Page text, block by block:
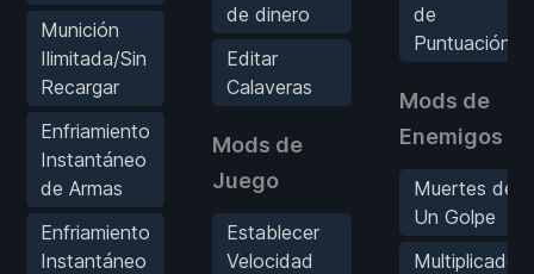
Munición
Ilimitada/Sin
Recargar
Enfriamiento
Instantáneo
de Armas
Enfriamiento
Instantáneo
de dinero
Editar
Calaveras
Mods de
Juego
Establecer
Velocidad
de
Puntuación
Mods de
Enemigos
Muertes de
Un Golpe
Multiplicador